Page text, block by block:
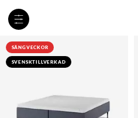
SÄNGVECKOR
SVENSKTILLVERKAD